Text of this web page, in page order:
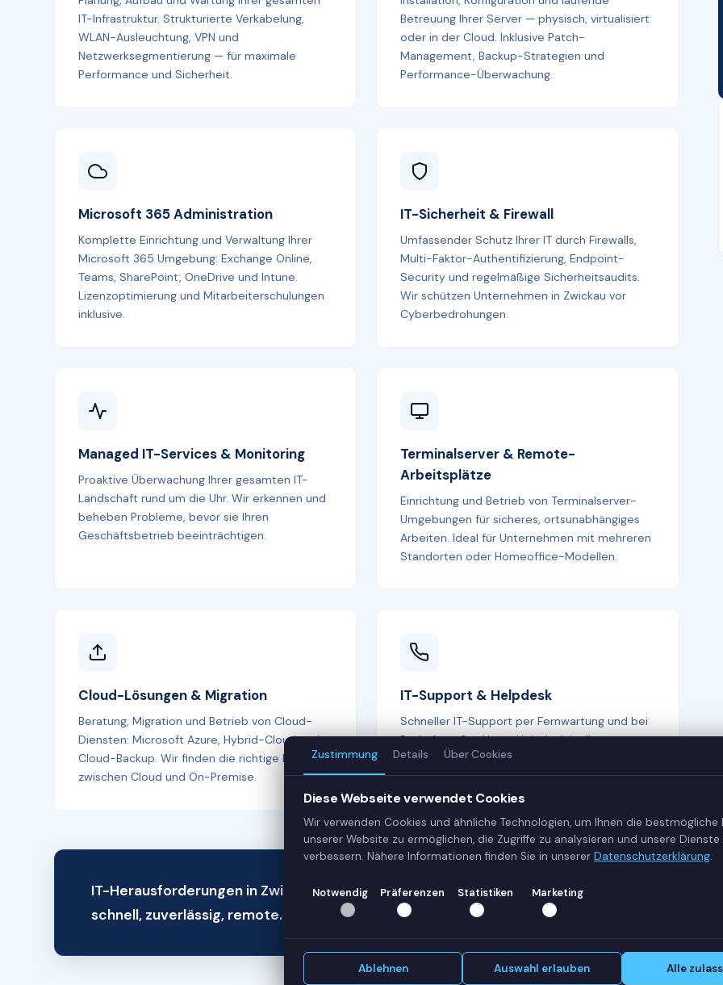
IT-Infrastruktur. Strukturierte Verkabelung,
WLAN-Ausleuchtung, VPN und
Netzwerksegmentierung — für maximale
Performance und Sicherheit.
Betreuung Ihrer Server — physisch, virtualisiert
oder in der Cloud. Inklusive Patch-
Management, Backup-Strategien und
Performance-Überwachung.
Microsoft 365 Administration
Komplette Einrichtung und Verwaltung Ihrer
Microsoft 365 Umgebung: Exchange Online,
Teams, SharePoint, OneDrive und Intune.
Lizenzoptimierung und Mitarbeiterschulungen
inklusive.
IT-Sicherheit & Firewall
Umfassender Schutz Ihrer IT durch Firewalls,
Multi-Faktor-Authentifizierung, Endpoint-
Security und regelmäßige Sicherheitsaudits.
Wir schützen Unternehmen in Zwickau vor
Cyberbedrohungen.
Managed IT-Services & Monitoring
Proaktive Überwachung Ihrer gesamten IT-
Landschaft rund um die Uhr. Wir erkennen und
beheben Probleme, bevor sie Ihren
Geschäftsbetrieb beeinträchtigen.
Terminalserver & Remote-
Arbeitsplätze
Einrichtung und Betrieb von Terminalserver-
Umgebungen für sicheres, ortsunabhängiges
Arbeiten. Ideal für Unternehmen mit mehreren
Standorten oder Homeoffice-Modellen.
Cloud-Lösungen & Migration
Beratung, Migration und Betrieb von Cloud-
Diensten: Microsoft Azure, Hybrid-Cloud und
Cloud-Backup. Wir finden die richtige Balance
zwischen Cloud und On-Premise.
IT-Support & Helpdesk
Schneller IT-Support per Fernwartung und bei
Bedarf vor Ort. Unser Helpdesk ist Ihr erster
Ansprechpartner bei allen IT-Fragen —
IT-Herausforderungen in Zwickau? Wir helfen —
schnell, zuverlässig, remote.
Erstgespräch vereinbaren
Zustimmung Details Über Cookies
Diese Webseite verwendet Cookies
Wir verwenden Cookies und ähnliche Technologien, um Ihnen die bestmögliche
unserer Website zu ermöglichen, die Zugriffe zu analysieren und unsere
verbessern. Nähere Informationen finden Sie in unserer Datenschutzerklärung.
Notwendig Präferenzen Statistiken Marketing
Ablehnen Auswahl erlauben Alle